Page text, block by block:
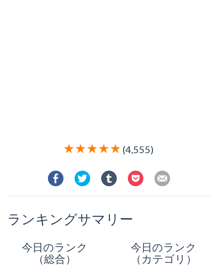
(4,555)
ランキングサマリー
今日のランク
（総合）
今日のランク
（カテゴリ）